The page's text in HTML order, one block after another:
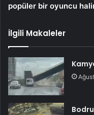
popüler bir oyuncu
İlgili Makaleler